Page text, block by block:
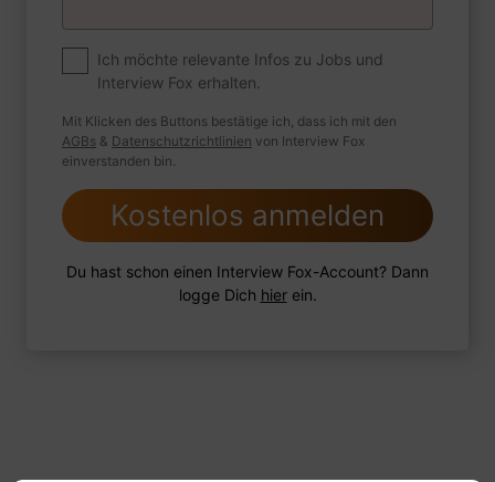
Wie sind Sie mit einer Situation
umgegangen, in der Sie einen
leistungsschwachen Mitarbeiter hatten?
Ich möchte relevante Infos zu Jobs und
Interview Fox erhalten.
Mit Klicken des Buttons bestätige ich, dass ich mit den
AGBs & Datenschutzrichtlinien von Interview Fox
einverstanden bin.
Kostenlos anmelden
Du hast schon einen Interview Fox-Account? Dann
logge Dich hierein.